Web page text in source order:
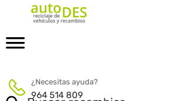
¿Necesitas ayuda?
964 514 809